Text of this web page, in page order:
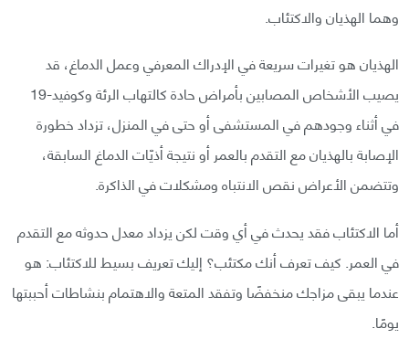
وهما الهذيان والاكتئاب.
الهذيان هو تغيرات سريعة في الإدراك المعرفي وعمل الدماغ، قد
يصيب الأشخاص المصابين بأمراض حادة كالتهاب الرئة وكوفيد-19
في أثناء وجودهم في المستشفى أو حتى في المنزل، تزداد خطورة
الإصابة بالهذيان مع التقدم بالعمر أو نتيجة أذيّات الدماغ السابقة،
وتتضمن الأعراض نقص الانتباه ومشكلات في الذاكرة.
أما الاكتئاب فقد يحدث في أي وقت لكن يزداد معدل حدوثه مع التقدم
في العمر. كيف تعرف أنك مكتئب؟ إليك تعريف بسيط للاكتئاب: هو
عندما يبقى مزاجك منخفضًا وتفقد المتعة والاهتمام بنشاطات أحببتها
يومًا.